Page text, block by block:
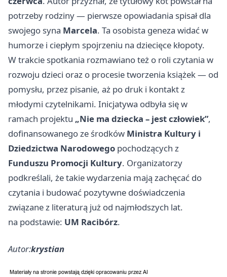
potrzeby rodziny — pierwsze opowiadania spisał dla
swojego syna Marcela. Ta osobista geneza widać w
humorze i ciepłym spojrzeniu na dziecięce kłopoty.
W trakcie spotkania rozmawiano też o roli czytania w
rozwoju dzieci oraz o procesie tworzenia książek — od
pomysłu, przez pisanie, aż po druk i kontakt z
młodymi czytelnikami. Inicjatywa odbyła się w
ramach projektu „Nie ma dziecka – jest człowiek”,
dofinansowanego ze środków Ministra Kultury i
Dziedzictwa Narodowego pochodzących z
Funduszu Promocji Kultury. Organizatorzy
podkreślali, że takie wydarzenia mają zachęcać do
czytania i budować pozytywne doświadczenia
związane z literaturą już od najmłodszych lat.
na podstawie: UM Racibórz.
Autor:krystian